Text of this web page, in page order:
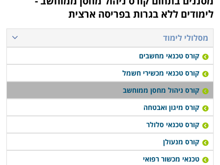
עבודה, כך שתוכלו לפנות למסלול ערב ובסיום הקורס
להתקדם לעבודה בתחום.
קורס ניהול מחסן ממוחשב נערך פעם או פעמיים בשבוע,
תלוי במוסד הלימודים, כאשר בחלק המקומות תוכלו לקבל
אף שיעורי השלמה במידה ופספסתם את אחד השיעורים או
הדרכה דרך האינטרנט.
לימודים ללא בגרות בפריסה ארצית
מסלולי לימוד
קורס טכנאי מחשבים
קורס טכנאי מכשירי חשמל
קורס ניהול מחסן ממוחשב
קורס מיגון ואבטחה
קורס טכנאי סלולר
קורס מנעולן
טכנאי מכשור רפואי